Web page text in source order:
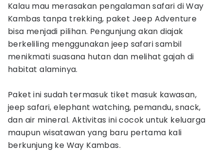
Kalau mau merasakan pengalaman safari di Way
Kambas tanpa trekking, paket Jeep Adventure
bisa menjadi pilihan. Pengunjung akan diajak
berkeliling menggunakan jeep safari sambil
menikmati suasana hutan dan melihat gajah di
habitat alaminya.
Paket ini sudah termasuk tiket masuk kawasan,
jeep safari, elephant watching, pemandu, snack,
dan air mineral. Aktivitas ini cocok untuk keluarga
maupun wisatawan yang baru pertama kali
berkunjung ke Way Kambas.